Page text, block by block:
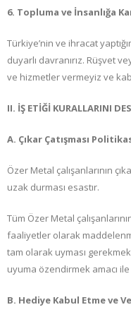
6. Topluma ve İnsanlığa
Türkiye’nin ve ihracat
duyarlı davranırız. Rüşvet
ve hizmetler vermeyiz ve
II. İŞ ETİĞİ KURALLARINI
A. Çıkar Çatışması
Özer Metal çalışanlarının
uzak durması esastır.
Tüm Özer Metal
faaliyetler olarak
tam olarak uyması
uyuma özendirmek amacı
B. Hediye Kabul Etme ve